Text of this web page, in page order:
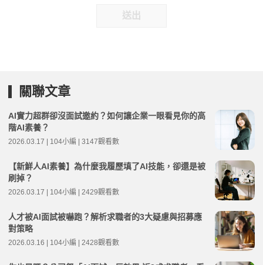
送出
關聯文章
AI實力超群卻沒面試邀約？如何讓企業一眼看見你的高
階AI素養？
2026.03.17 | 104小編 | 3147觀看數
【新鮮人AI素養】為什麼我履歷填了AI技能，卻還是被
刷掉？
2026.03.17 | 104小編 | 2429觀看數
人才被AI面試被嚇跑？解析求職者的3大疑慮與招募應
對策略
2026.03.16 | 104小編 | 2428觀看數